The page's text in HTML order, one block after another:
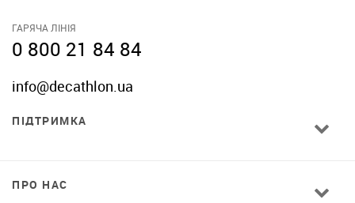
ГАРЯЧА ЛІНІЯ
0 800 21 84 84
info@decathlon.ua
ПІДТРИМКА
ПРО НАС